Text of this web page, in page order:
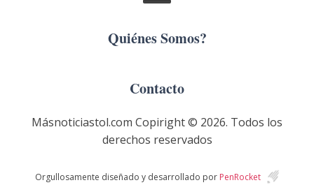
Quiénes Somos?
Contacto
Másnoticiastol.com Copiright © 2026. Todos los
derechos reservados
Orgullosamente diseñado y desarrollado por PenRocket